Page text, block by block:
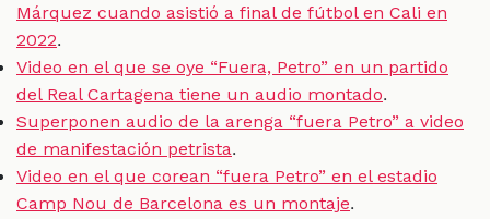
Márquez cuando asistió a final de fútbol en Cali en
2022.
Video en el que se oye “Fuera, Petro” en un partido
del Real Cartagena tiene un audio montado.
Superponen audio de la arenga “fuera Petro” a video
de manifestación petrista.
Video en el que corean “fuera Petro” en el estadio
Camp Nou de Barcelona es un montaje.